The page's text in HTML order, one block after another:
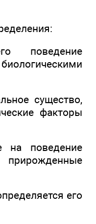
поведение
существо,
факторы
на поведение
прирожденные
его